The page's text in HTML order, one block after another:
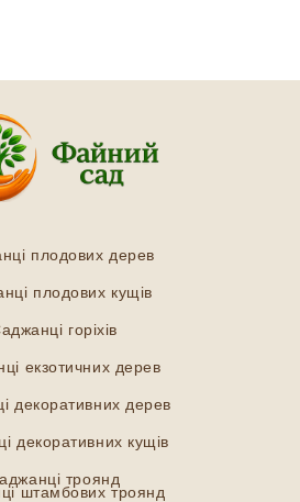
плодових дерев
плодових кущів
горіхів
екзотичних дерев
декоративних дерев
декоративних кущів
троянд
штамбових троянд